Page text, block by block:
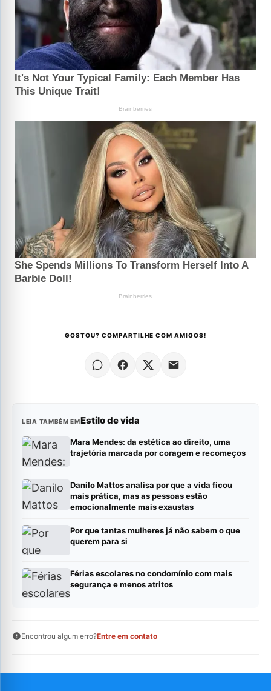
GOSTOU? COMPARTILHE COM AMIGOS!
LEIA TAMBÉM EMEstilo de vida
Mara Mendes: da estética ao direito, uma
trajetória marcada por coragem e recomeços
Danilo Mattos analisa por que a vida ficou
mais prática, mas as pessoas estão
emocionalmente mais exaustas
Por que tantas mulheres já não sabem o que
querem para si
Férias escolares no condomínio com mais
segurança e menos atritos
Encontrou algum erro?Entre em contato